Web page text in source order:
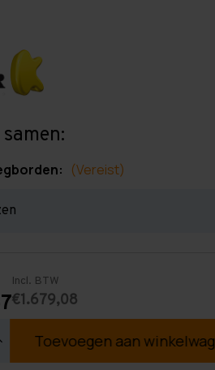
(Vereist)
Incl. BTW
€1.679,08
verhogen